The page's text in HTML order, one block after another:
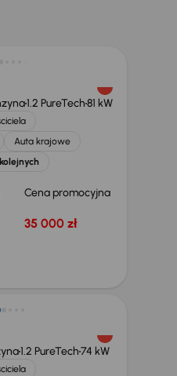
1.2 PureTech81 kW
Auta krajowe
Cena promocyjna
35 000 zł
1.2 PureTech74 kW